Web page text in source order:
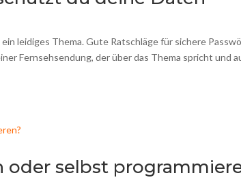
leidiges Thema. Gute Ratschläge für sichere
Fernsehsendung, der über das Thema spricht und
oder selbst